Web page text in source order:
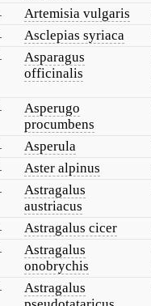
Artemisia vulgaris
Asclepias syriaca
Asparagus
officinalis
Asperugo
procumbens
Asperula
Aster alpinus
Astragalus
austriacus
Astragalus cicer
Astragalus
onobrychis
Astragalus